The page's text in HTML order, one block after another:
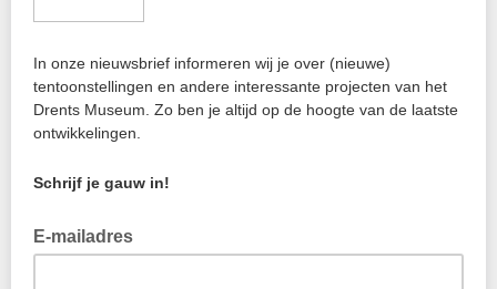
In onze nieuwsbrief informeren wij je over (nieuwe)
tentoonstellingen en andere interessante projecten van het
Drents Museum. Zo ben je altijd op de hoogte van de laatste
ontwikkelingen.
Schrijf je gauw in!
E-mailadres